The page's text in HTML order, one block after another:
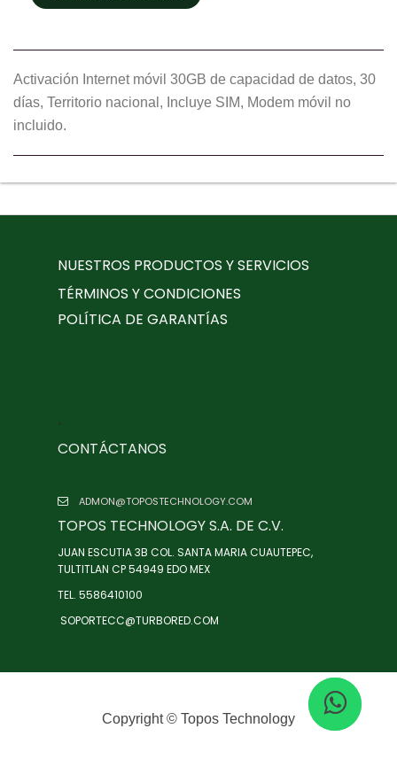
Activación Internet móvil 30GB de capacidad de datos, 30
días, Territorio nacional, Incluye SIM, Modem móvil no
incluido.
NUESTROS PRODUCTOS Y SERVICIOS
TÉRMINOS Y CONDICIONES
POLÍTICA DE GARANTÍAS
CONTÁCTANOS
ADMON@TOPOSTECHNOLOGY.COM
TOPOS TECHNOLOGY S.A. DE C.V.
JUAN ESCUTIA 3B COL. SANTA MARIA CUAUTEPEC,
TULTITLAN CP 54949 EDO MEX
TEL. 5586410100
SOPORTECC@TURBORED.COM
Copyright © Topos Technology